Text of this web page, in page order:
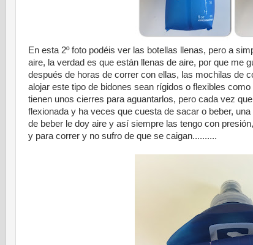
En esta 2º foto podéis ver las botellas llenas, pero a
aire, la verdad es que están llenas de aire, por que me
después de horas de correr con ellas, las mochilas de
alojar este tipo de bidones sean rígidos o flexibles
tienen unos cierres para aguantarlos, pero cada vez
flexionada y ha veces que cuesta de sacar o beber,
de beber le doy aire y así siempre las tengo con
y para correr y no sufro de que se caigan..........